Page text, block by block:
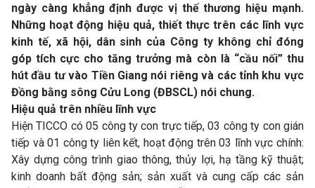
ngày càng khẳng định được vị thế thương hiệu mạnh.
Những hoạt động hiệu quả, thiết thực trên các lĩnh vực
kinh tế, xã hội, dân sinh của Công ty không chỉ đóng
góp tích cực cho tăng trưởng mà còn là “cầu nối” thu
hút đầu tư vào Tiền Giang nói riêng và các tỉnh khu vực
Đồng bằng sông Cửu Long (ĐBSCL) nói chung.
Hiệu quả trên nhiều lĩnh vực
Hiện TICCO có 05 công ty con trực tiếp, 03 công ty con gián
tiếp và 01 công ty liên kết, hoạt động trên 03 lĩnh vực chính:
Xây dựng công trình giao thông, thủy lợi, hạ tầng kỹ thuật;
kinh doanh bất động sản; sản xuất và cung cấp các sản